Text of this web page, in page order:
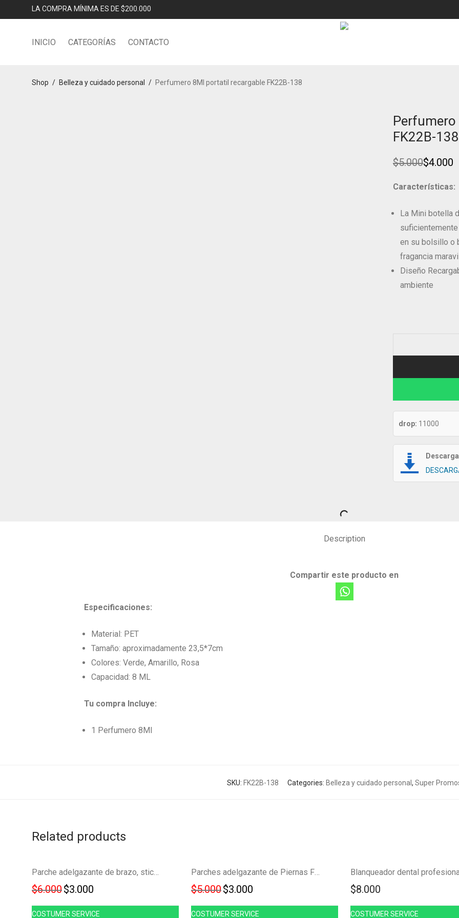
LA COMPRA MÍNIMA ES DE $200.000
INICIO CATEGORÍAS CONTACTO
Shop / Belleza y cuidado personal / Perfumero 8Ml portatil recargable FK22B-138
FK22B-138
$5.000
Original
was:
$4.000
Current
is:
Características:
La Mini botella
en su bolsillo o
fragancia
Diseño
ambiente
drop: 11000
Description
Compartir este producto en
Especificaciones:
Material: PET
Tamaño: aproximadamente 23,5*7cm
Colores: Verde, Amarillo, Rosa
Capacidad: 8 ML
Tu compra Incluye:
1 Perfumero 8Ml
SKU: FK22B-138 Categories: Belleza y cuidado personal , Super
Related products
50%
Parche adelgazante de brazo, sticker quemador FK22B-59
$6.000Original price was: $6.000.
$3.000 Current price is: $3.000.
COSTUMER SERVICE
-40%
Parches adelgazante de Piernas FK22-34B
$5.000Original price was: $5.000.
$3.000 Current price is: $3.000.
COSTUMER SERVICE
$8.000
COSTUMER SERVICE